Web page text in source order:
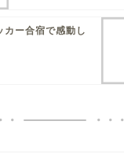
カー合宿で感動し